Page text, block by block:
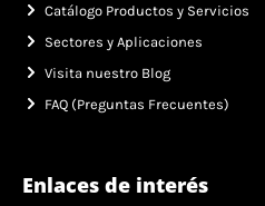
Catálogo Productos y Servicios
Sectores y Aplicaciones
Visita nuestro Blog
FAQ (Preguntas Frecuentes)
Enlaces de interés